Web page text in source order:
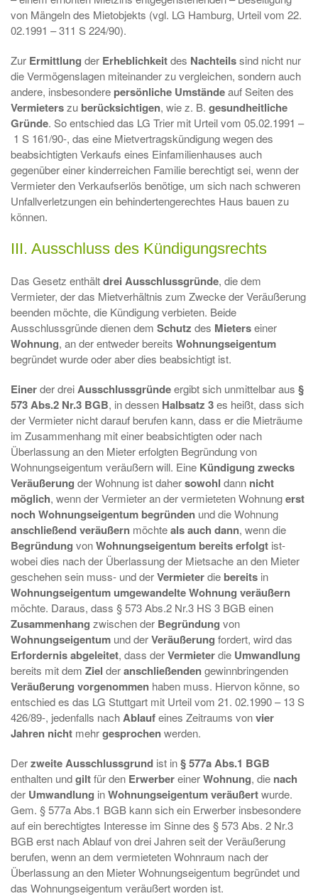
von Mängeln des Mietobjekts (vgl. LG Hamburg, Urteil vom 22.
02.1991 – 311 S 224/90).
Zur Ermittlung der Erheblichkeitdes Nachteilssind nicht nur
die Vermögenslagen miteinander zu vergleichen, sondern auch
andere, insbesondere persönliche Umständeauf Seiten des
Vermieterszu berücksichtigen, wie z. B. gesundheitliche
Gründe. So entschied das LG Trier mit Urteil vom 05.02.1991 –
1 S 161/90-, das eine Mietvertragskündigung wegen des
beabsichtigten Verkaufs eines Einfamilienhauses auch
gegenüber einer kinderreichen Familie berechtigt sei, wenn der
Vermieter den Verkaufserlös benötige, um sich nach schweren
Unfallverletzungen ein behindertengerechtes Haus bauen zu
können.
III. Ausschluss des Kündigungsrechts
Das Gesetz enthältdrei Ausschlussgründe, die dem
Vermieter, der das Mietverhältnis zum Zwecke der Veräußerung
beenden möchte, die Kündigung verbieten. Beide
Ausschlussgründe dienen dem Schutz des Mieterseiner
Wohnung, an der entweder bereits Wohnungseigentum
begründet wurde oder aber dies beabsichtigt ist.
Einerder dreiAusschlussgründeergibt sich unmittelbar aus §
573 Abs.2 Nr.3 BGB, in dessen Halbsatz 3es heißt, dass sich
der Vermieter nicht darauf berufen kann, dass er die Mieträume
im Zusammenhang mit einer beabsichtigten oder nach
Überlassung an den Mieter erfolgten Begründung von
Wohnungseigentum veräußern will. Eine Kündigung zwecks
Veräußerung der Wohnung ist dahersowohl dann nicht
möglich, wenn der Vermieter an der vermieteten Wohnungerst
noch Wohnungseigentum begründen und die Wohnung
anschließend veräußern möchteals auch dann, wenn die
Begründung vonWohnungseigentum bereits erfolgt ist-
wobei dies nach der Überlassung der Mietsache an den Mieter
geschehen sein muss- und derVermieterdie bereits in
Wohnungseigentum umgewandelte Wohnung veräußern
möchte. Daraus, dass § 573 Abs.2 Nr.3 HS 3 BGB einen
Zusammenhang zwischen der Begründung von
Wohnungseigentum und derVeräußerung fordert, wird das
Erfordernis abgeleitet, dass derVermieterdie Umwandlung
bereits mit dem Ziel deranschließendengewinnbringenden
Veräußerung vorgenommen haben muss. Hiervon könne, so
entschied es das LG Stuttgart mit Urteil vom 21. 02.1990 – 13 S
426/89-, jedenfalls nachAblaufeines Zeitraums vonvier
Jahren nicht mehrgesprochenwerden.
Derzweite Ausschlussgrund ist in§ 577a Abs.1 BGB
enthalten undgiltfür den ErwerbereinerWohnung, die nach
der Umwandlung inWohnungseigentum veräußertwurde.
Gem. § 577a Abs.1 BGB kann sich ein Erwerber insbesondere
auf ein berechtigtes Interesse im Sinne des § 573 Abs. 2 Nr.3
BGB erst nach Ablauf von drei Jahren seit der Veräußerung
berufen, wenn an dem vermieteten Wohnraum nach der
Überlassung an den Mieter Wohnungseigentum begründet und
das Wohnungseigentum veräußert worden ist.